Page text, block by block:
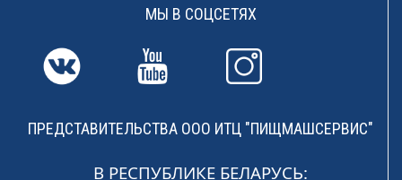
МЫ В СОЦСЕТЯХ
ПРЕДСТАВИТЕЛЬСТВА ООО ИТЦ "ПИЩМАШСЕРВИС"
В РЕСПУБЛИКЕ БЕЛАРУСЬ: